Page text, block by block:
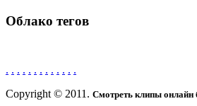
Облако тегов
. . . . . . . . . . . . .
Copyright © 2011. Смотреть клипы онлайн